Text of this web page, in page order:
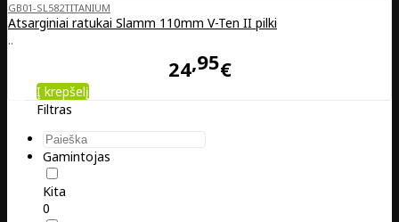
GB01-SL582TITANIUM
Atsarginiai ratukai Slamm 110mm V-Ten II pilki
..
24 95€
Į krepšelį
Filtras
Gamintojas
Kita
0